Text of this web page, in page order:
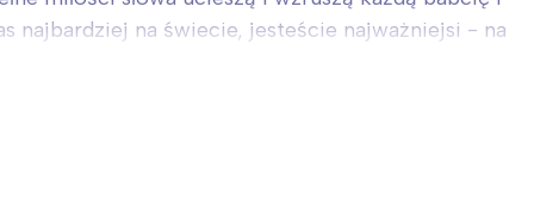
najbardziej na świecie, jesteście najważniejsi - na